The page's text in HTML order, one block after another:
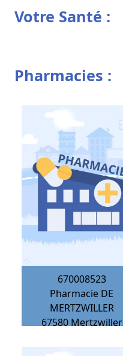
Votre Santé :
Pharmacies :
670008523
Pharmacie DE
MERTZWILLER
67580 Mertzwiller